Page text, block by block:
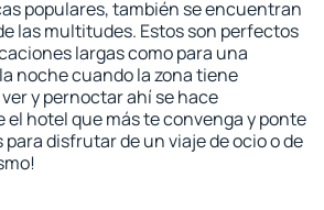
populares, también se encuentran
las multitudes. Estos son perfectos
largas como para una
noche cuando la zona tiene
y pernoctar ahí se hace
el hotel que más te convenga y ponte
disfrutar de un viaje de ocio o de